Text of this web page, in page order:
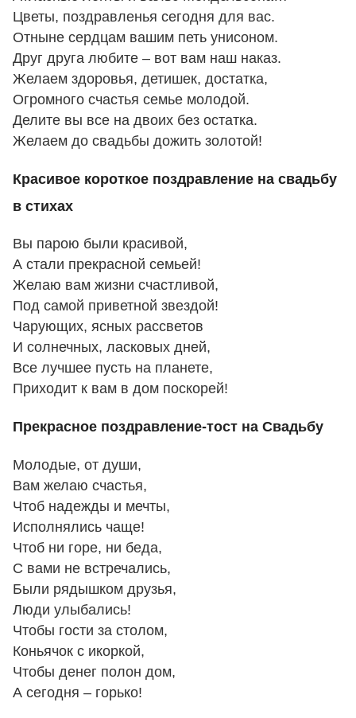
Цветы, поздравленья сегодня для вас.
Отныне сердцам вашим петь унисоном.
Друг друга любите – вот вам наш наказ.
Желаем здоровья, детишек, достатка,
Огромного счастья семье молодой.
Делите вы все на двоих без остатка.
Желаем до свадьбы дожить золотой!
Красивое короткое поздравление на свадьбу
в стихах
Вы парою были красивой,
А стали прекрасной семьей!
Желаю вам жизни счастливой,
Под самой приветной звездой!
Чарующих, ясных рассветов
И солнечных, ласковых дней,
Все лучшее пусть на планете,
Приходит к вам в дом поскорей!
Прекрасное поздравление-тост на Свадьбу
Молодые, от души,
Вам желаю счастья,
Чтоб надежды и мечты,
Исполнялись чаще!
Чтоб ни горе, ни беда,
С вами не встречались,
Были рядышком друзья,
Люди улыбались!
Чтобы гости за столом,
Коньячок с икоркой,
Чтобы денег полон дом,
А сегодня – горько!